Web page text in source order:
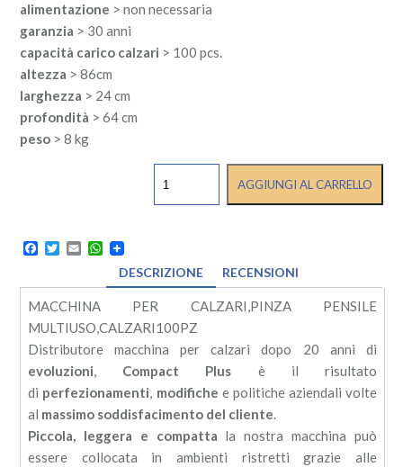
alimentazione > non necessaria
garanzia > 30 anni
capacità carico calzari > 100 pcs.
altezza > 86cm
larghezza > 24 cm
profondità > 64 cm
peso > 8 kg
MACCHINA
quantità
AGGIUNGI AL CARRELLO
Facebook
TwitterEmailWhatsApp
DESCRIZIONE
RECENSIONI
MACCHINA PER CALZARI,PINZA PENSILE
MULTIUSO,CALZARI100PZ
Distributore macchina per calzari dopo 20 anni di
evoluzioni, Compact Plus è il risultato
di perfezionamenti, modifiche e politiche aziendali volte
al massimo soddisfacimento del cliente.
Piccola, leggera e compatta la nostra macchina può
essere collocata in ambienti ristretti grazie alle